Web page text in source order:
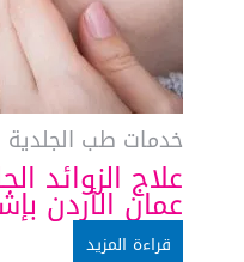
خدمات طب الجلدية
عمان الأردن
قراءة المزيد